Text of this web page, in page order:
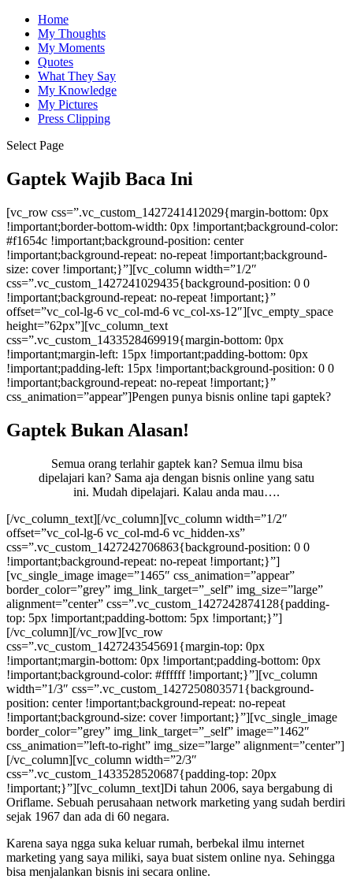
Home
My Thoughts
My Moments
Quotes
What They Say
My Knowledge
My Pictures
Press Clipping
Select Page
Gaptek Wajib Baca Ini
[vc_row css=”.vc_custom_1427241412029{margin-bottom: 0px
!important;border-bottom-width: 0px !important;background-color:
#f1654c !important;background-position: center
!important;background-repeat: no-repeat !important;background-
size: cover !important;}”][vc_column width=”1/2″
css=”.vc_custom_1427241029435{background-position: 0 0
!important;background-repeat: no-repeat !important;}”
offset=”vc_col-lg-6 vc_col-md-6 vc_col-xs-12″][vc_empty_space
height=”62px”][vc_column_text
css=”.vc_custom_1433528469919{margin-bottom: 0px
!important;margin-left: 15px !important;padding-bottom: 0px
!important;padding-left: 15px !important;background-position: 0 0
!important;background-repeat: no-repeat !important;}”
css_animation=”appear”]Pengen punya bisnis online tapi gaptek?
Gaptek Bukan Alasan!
Semua orang terlahir gaptek kan? Semua ilmu bisa
dipelajari kan? Sama aja dengan bisnis online yang satu
ini. Mudah dipelajari. Kalau anda mau….
[/vc_column_text][/vc_column][vc_column width=”1/2″
offset=”vc_col-lg-6 vc_col-md-6 vc_hidden-xs”
css=”.vc_custom_1427242706863{background-position: 0 0
!important;background-repeat: no-repeat !important;}”]
[vc_single_image image=”1465″ css_animation=”appear”
border_color=”grey” img_link_target=”_self” img_size=”large”
alignment=”center” css=”.vc_custom_1427242874128{padding-
top: 5px !important;padding-bottom: 5px !important;}”]
[/vc_column][/vc_row][vc_row
css=”.vc_custom_1427243545691{margin-top: 0px
!important;margin-bottom: 0px !important;padding-bottom: 0px
!important;background-color: #ffffff !important;}”][vc_column
width=”1/3″ css=”.vc_custom_1427250803571{background-
position: center !important;background-repeat: no-repeat
!important;background-size: cover !important;}”][vc_single_image
border_color=”grey” img_link_target=”_self” image=”1462″
css_animation=”left-to-right” img_size=”large” alignment=”center”]
[/vc_column][vc_column width=”2/3″
css=”.vc_custom_1433528520687{padding-top: 20px
!important;}”][vc_column_text]Di tahun 2006, saya bergabung di
Oriflame. Sebuah perusahaan network marketing yang sudah berdiri
sejak 1967 dan ada di 60 negara.
Karena saya ngga suka keluar rumah, berbekal ilmu internet
marketing yang saya miliki, saya buat sistem online nya. Sehingga
bisa menjalankan bisnis ini secara online.